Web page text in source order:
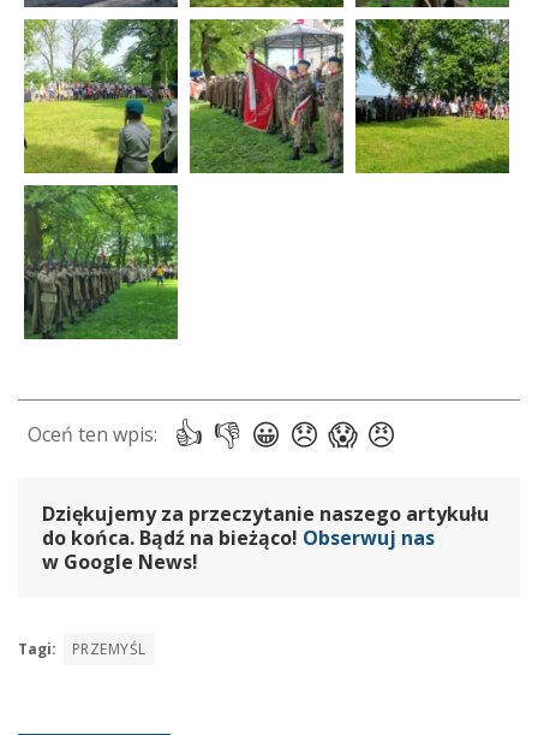
Dziękujemy za przeczytanie naszego artykułu
do końca. Bądź na bieżąco! Obserwuj nas
w Google News!
Tagi: PRZEMYŚL